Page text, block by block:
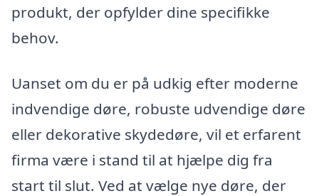
produkt, der opfylder dine specifikke
behov.
Uanset om du er på udkig efter moderne
indvendige døre, robuste udvendige døre
eller dekorative skydedøre, vil et erfarent
firma være i stand til at hjælpe dig fra
start til slut. Ved at vælge nye døre, der